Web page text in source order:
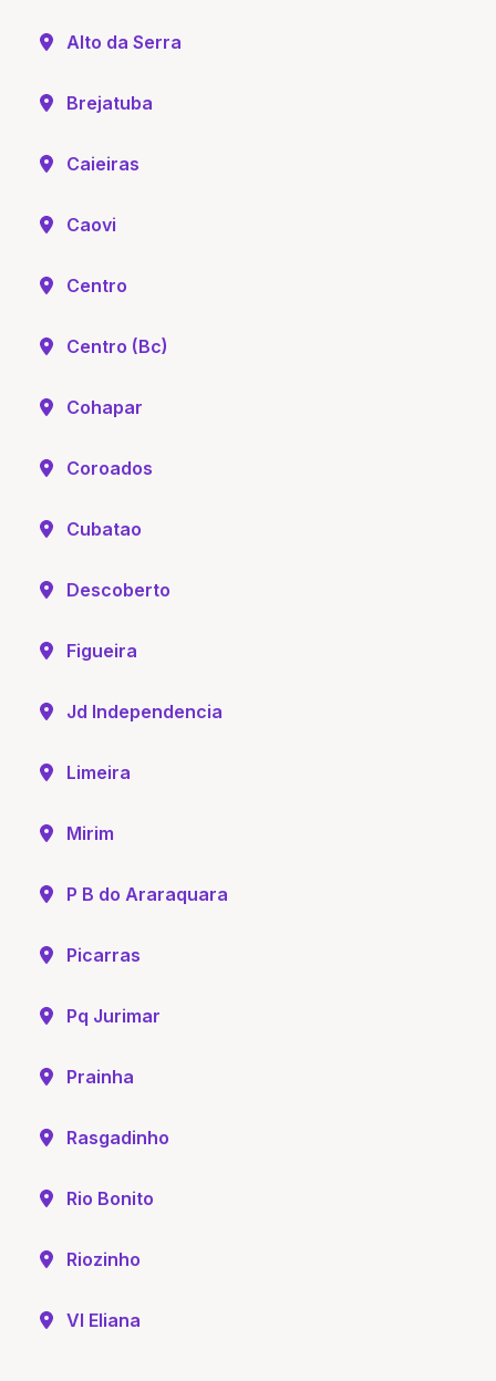
Alto da Serra
Brejatuba
Caieiras
Caovi
Centro
Centro (Bc)
Cohapar
Coroados
Cubatao
Descoberto
Figueira
Jd Independencia
Limeira
Mirim
P B do Araraquara
Picarras
Pq Jurimar
Prainha
Rasgadinho
Rio Bonito
Riozinho
Vl Eliana